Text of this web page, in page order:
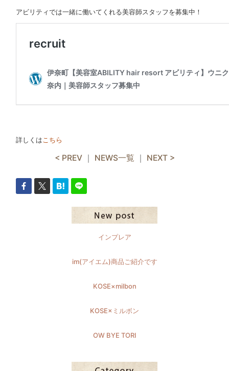
アビリティでは一緒に働いてくれる美容師スタッフを募集中！
詳しくはこちら
< PREV｜ NEWS一覧 NEXT >
インプレア
im(アイエム)商品ご紹介です
KOSE×milbon
KOSE×ミルボン
OW BYE TORI